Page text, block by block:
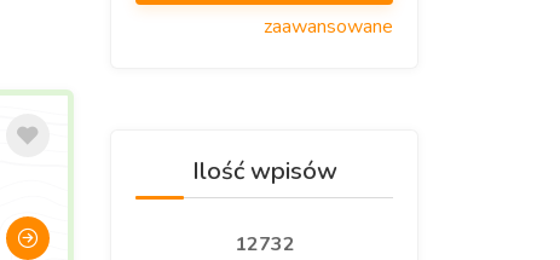
zaawansowane
Ilość wpisów
12732